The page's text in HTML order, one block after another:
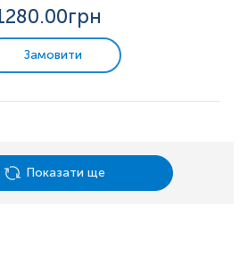
надмірному згортанню крові.
є антитромбін III (AT-III).
(фактор IIa), фактор Ха...
.00грн
Замовити
Показати ще